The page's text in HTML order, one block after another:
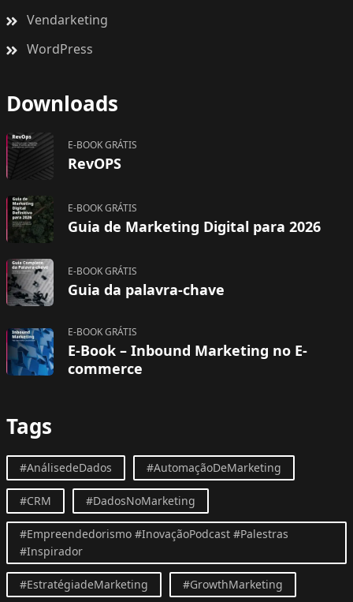
Vendarketing
WordPress
Downloads
E-BOOK GRÁTIS
RevOPS
E-BOOK GRÁTIS
Guia de Marketing Digital para 2026
E-BOOK GRÁTIS
Guia da palavra-chave
E-BOOK GRÁTIS
E-Book – Inbound Marketing no E-
commerce
Tags
#AnálisedeDados #AutomaçãoDeMarketing
#CRM #DadosNoMarketing
#Empreendedorismo #InovaçãoPodcast #Palestras
#Inspirador
#EstratégiadeMarketing #GrowthMarketing